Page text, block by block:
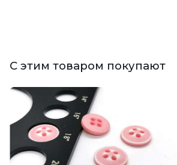
С этим товаром покупают